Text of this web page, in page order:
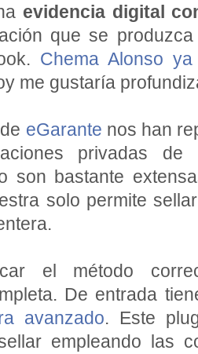
evidencia digital
que se
Chema Alonso
me gustaría
eGarante nos han
privadas de
son bastante
solo permite
el método
De entrada
avanzado. Este
empleando las